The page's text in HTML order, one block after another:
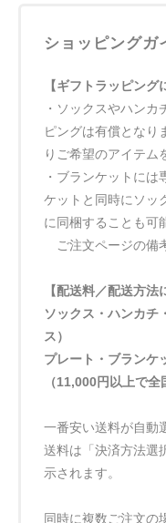
ショッピングガ
【ギフトラッピング
・ソックスやハン
ピングは有償となり
りご希望のアイテム
・ブランケットに
ケットと同時にソッ
に同梱することも可
ご注文ページの備
【配送料／配送方法
ソックス・ハンカ
ス）
プレート・ブランケ
（11,000円以上で全
一番安い送料が自動
送料は「決済方法選
示されます。
同時に複数ご注文の